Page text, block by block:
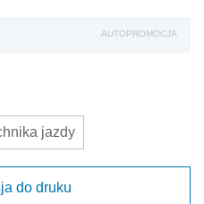
AUTOPROMOCJA
jazdy
do druku